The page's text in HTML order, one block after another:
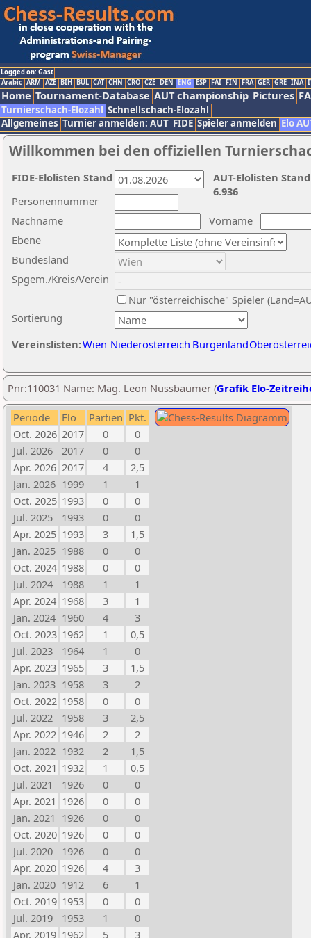
Logged on: Gast
Arabic ARM AZE BIH BUL CAT CHN CRO CZE DEN ENG ESP FAI FIN FRA GER GRE INA
Home Tournament-Database AUT championship Pictures
Turnierschach-Elozahl Schnellschach-Elozahl
Allgemeines Turnier anmelden: AUT FIDE Spieler anmelden Elo
Willkommen bei den offiziellen
Nachname
Vorname
Ebene
Sortierung
Personennummer
Bundesland
Spgem./Kreis/Verein
Nur "österreichische" Spieler
Vereinslisten:Wien Niederösterreich Burgenland
AUT-Elolisten
6.936
FIDE-Elolisten Stand
Pnr:110031 Name: Mag. Leon Nussbaumer (Grafik Elo-
Periode Elo Partien Pkt.
Oct. 2026 2017 0
0
Jul. 2026
2017 0
0
Apr. 2026 2017 4
2,5
Jan. 2026 1999 1
1
Oct. 2025 1993 0
0
Jul. 2025
1993 0
0
Apr. 2025 1993 3
1,5
Jan. 2025 1988 0
0
Oct. 2024 1988 0
0
Jul. 2024
1988 1
1
Apr. 2024 1968 3
1
Jan. 2024 1960 4
3
Oct. 2023 1962 1
0,5
Jul. 2023
1964 1
0
Apr. 2023 1965 3
1,5
Jan. 2023 1958 3
2
Oct. 2022 1958 0
0
Jul. 2022
1958 3
2,5
Apr. 2022 1946 2
2
Jan. 2022 1932 2
1,5
Oct. 2021 1932 1
0,5
Jul. 2021
1926 0
0
Apr. 2021 1926 0
0
Jan. 2021 1926 0
0
Oct. 2020 1926 0
0
Jul. 2020
1926 0
0
Apr. 2020 1926 4
3
Jan. 2020 1912 6
1
Oct. 2019 1953 0
0
Jul. 2019
1953 1
0
Apr. 2019 1962 5
3